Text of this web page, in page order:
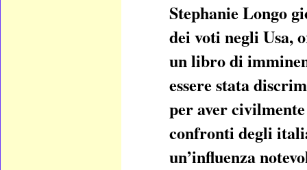
Stephanie Longo
dei voti negli Usa,
un libro di
essere stata
per aver
confronti degli
un’influenza